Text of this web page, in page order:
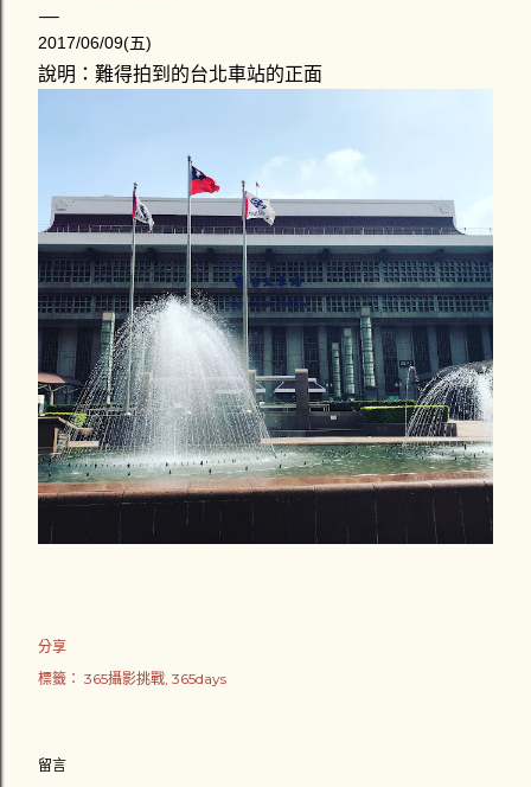
2017/06/09(五)
說明：難得拍到的台北車站的正面
分享
標籤： 365攝影挑戰 365days
留言